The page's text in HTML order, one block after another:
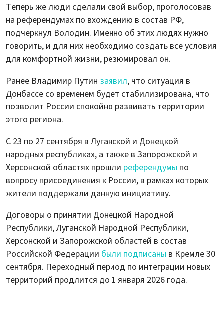
Теперь же люди сделали свой выбор, проголосовав
на референдумах по вхождению в состав РФ,
подчеркнул Володин. Именно об этих людях нужно
говорить, и для них необходимо создать все условия
для комфортной жизни, резюмировал он.
Ранее Владимир Путин заявил, что ситуация в
Донбассе со временем будет стабилизирована, что
позволит России спокойно развивать территории
этого региона.
С 23 по 27 сентября в Луганской и Донецкой
народных республиках, а также в Запорожской и
Херсонской областях прошли референдумы по
вопросу присоединения к России, в рамках которых
жители поддержали данную инициативу.
Договоры о принятии Донецкой Народной
Республики, Луганской Народной Республики,
Херсонской и Запорожской областей в состав
Российской Федерации были подписаны в Кремле 30
сентября. Переходный период по интеграции новых
территорий продлится до 1 января 2026 года.